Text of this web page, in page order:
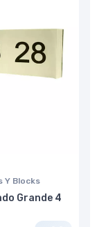
Y Blocks
Grande 4